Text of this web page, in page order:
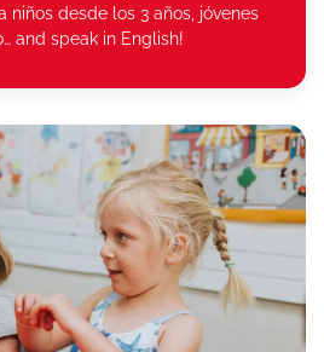
niños desde los 3 años, jóvenes
and speak in English!